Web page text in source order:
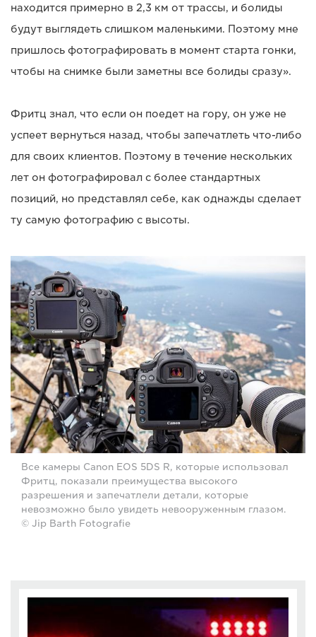
находится примерно в 2,3 км от трассы, и болиды
будут выглядеть слишком маленькими. Поэтому мне
пришлось фотографировать в момент старта гонки,
чтобы на снимке были заметны все болиды сразу».
Фритц знал, что если он поедет на гору, он уже не
успеет вернуться назад, чтобы запечатлеть что-либо
для своих клиентов. Поэтому в течение нескольких
лет он фотографировал с более стандартных
позиций, но представлял себе, как однажды сделает
ту самую фотографию с высоты.
Все камеры Canon EOS 5DS R, которые использовал
Фритц, показали преимущества высокого
разрешения и запечатлели детали, которые
невозможно было увидеть невооруженным глазом.
© Jip Barth Fotografie